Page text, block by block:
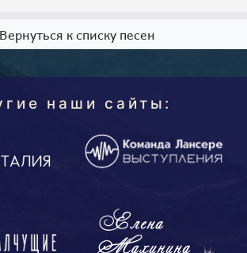
Вернуться к списку песен
наши сайты: